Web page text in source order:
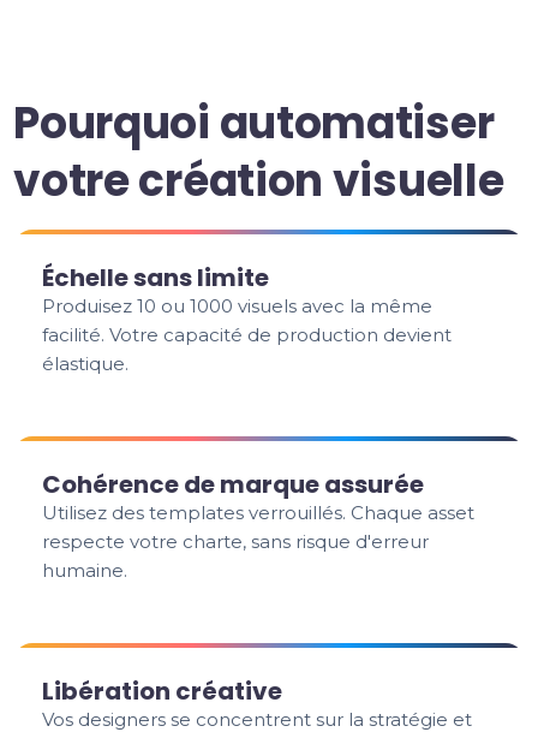
Pourquoi automatiser
votre création visuelle
Échelle sans limite
Produisez 10 ou 1000 visuels avec la même
facilité. Votre capacité de production devient
élastique.
Cohérence de marque assurée
Utilisez des templates verrouillés. Chaque asset
respecte votre charte, sans risque d'erreur
humaine.
Libération créative
Vos designers se concentrent sur la stratégie et